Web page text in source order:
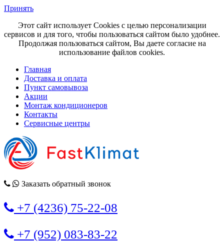
Принять
Этот сайт использует Cookies с целью персонализации
сервисов и для того, чтобы пользоваться сайтом было удобнее.
Продолжая пользоваться сайтом, Вы даете согласие на
использование файлов cookies.
Главная
Доставка и оплата
Пункт самовывоза
Акции
Монтаж кондиционеров
Контакты
Сервисные центры
Заказать обратный звонок
+7 (4236) 75-22-08
+7 (952) 083-83-22